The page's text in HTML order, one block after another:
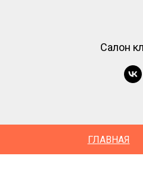
Салон
ГЛАВНАЯ